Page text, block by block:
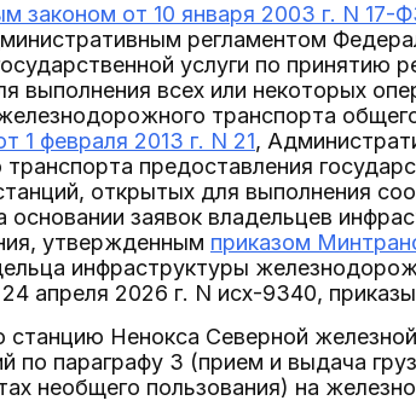
законом от 10 января 2003 г. N 17-
регламентом
услуги по принятию
выполнения всех или некоторых
транспорта
1 февраля 2013 г. N 21,
предоставления
открытых для выполнения
заявок владельцев
утвержденным приказом
инфраструктуры
апреля 2026 г. N исх-9340,
станцию Ненокса Северной
по параграфу 3 (прием и выдача
необщего пользования) на